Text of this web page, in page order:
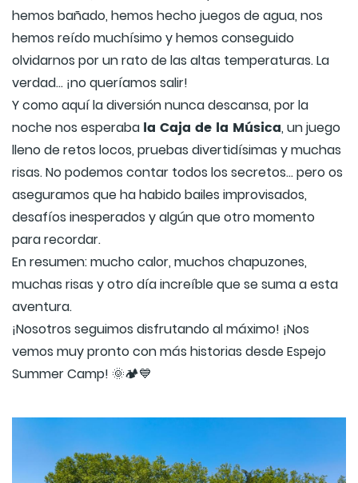
hemos bañado, hemos hecho juegos de agua, nos
hemos reído muchísimo y hemos conseguido
olvidarnos por un rato de las altas temperaturas. La
verdad... ¡no queríamos salir!
Y como aquí la diversión nunca descansa, por la
noche nos esperaba la Caja de la Música, un juego
lleno de retos locos, pruebas divertidísimas y muchas
risas. No podemos contar todos los secretos... pero os
aseguramos que ha habido bailes improvisados,
desafíos inesperados y algún que otro momento
para recordar.
En resumen: mucho calor, muchos chapuzones,
muchas risas y otro día increíble que se suma a esta
aventura.
¡Nosotros seguimos disfrutando al máximo! ¡Nos
vemos muy pronto con más historias desde Espejo
Summer Camp! 🌞🏕️💙